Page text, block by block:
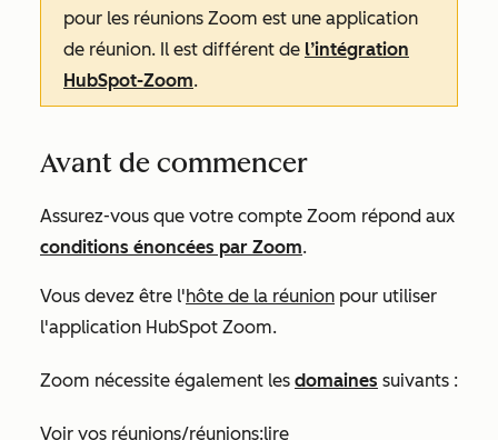
pour les réunions Zoom est une application
de réunion. Il est différent de l’intégration
HubSpot-Zoom.
Avant de commencer
Assurez-vous que votre compte Zoom répond aux
conditions énoncées par Zoom.
Vous devez être l'hôte de la réunion pour utiliser
l'application HubSpot Zoom.
Zoom nécessite également les domaines suivants :
Voir vos réunions/réunions:lire